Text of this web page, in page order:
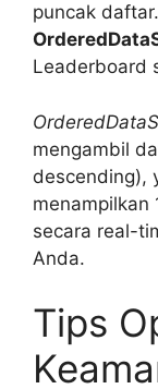
puncak
Leaderboard
mengambil
descending),
menampilkan
secara real-
Anda.
Tips